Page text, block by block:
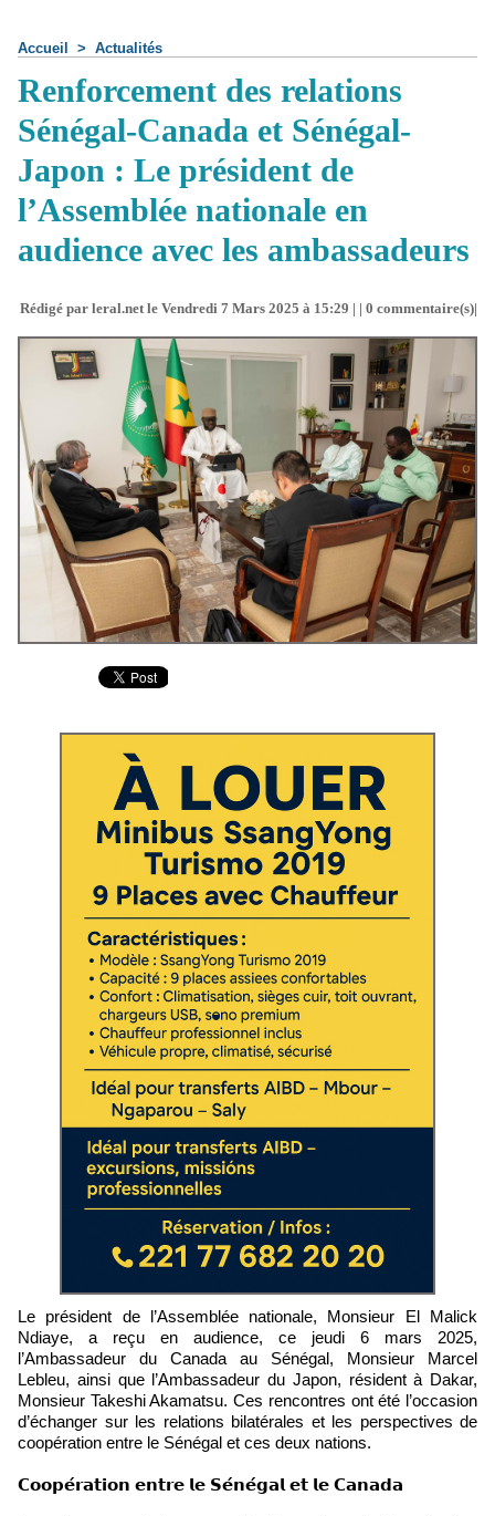
Accueil > Actualités
Renforcement des relations
Sénégal-Canada et Sénégal-
Japon : Le président de
l’Assemblée nationale en
audience avec les ambassadeurs
Rédigé par leral.net le Vendredi 7 Mars 2025 à 15:29 | | 0 commentaire(s)|
Le président de l’Assemblée nationale, Monsieur El Malick
Ndiaye, a reçu en audience, ce jeudi 6 mars 2025,
l’Ambassadeur du Canada au Sénégal, Monsieur Marcel
Lebleu, ainsi que l’Ambassadeur du Japon, résident à Dakar,
Monsieur Takeshi Akamatsu. Ces rencontres ont été l’occasion
d’échanger sur les relations bilatérales et les perspectives de
coopération entre le Sénégal et ces deux nations.
𝗖𝗼𝗼𝗽𝗲́𝗿𝗮𝘁𝗶𝗼𝗻 𝗲𝗻𝘁𝗿𝗲 𝗹𝗲 𝗦𝗲́𝗻𝗲́𝗴𝗮𝗹 𝗲𝘁 𝗹𝗲 𝗖𝗮𝗻𝗮𝗱𝗮